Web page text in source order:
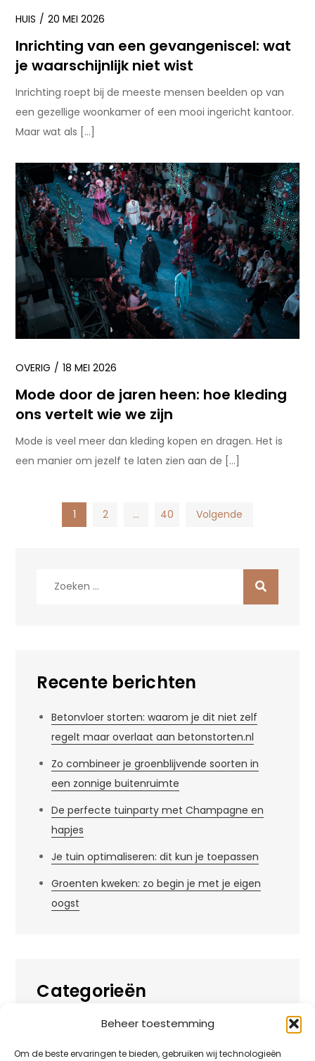
Beheer toestemming
Om de beste ervaringen te bieden, gebruiken wij technologieën
HUIS 20 MEI 2026
Inrichting van een gevangeniscel: wat
je waarschijnlijk niet wist
Inrichting roept bij de meeste mensen beelden op van
een gezellige woonkamer of een mooi ingericht kantoor.
Maar wat als […]
OVERIG 18 MEI 2026
Mode door de jaren heen: hoe kleding
ons vertelt wie we zijn
Mode is veel meer dan kleding kopen en dragen. Het is
een manier om jezelf te laten zien aan de […]
Berichten
1 2 … 40 Volgende
Recente berichten
Betonvloer storten: waarom je dit niet zelf
regelt maar overlaat aan betonstorten.nl
Zo combineer je groenblijvende soorten in
een zonnige buitenruimte
De perfecte tuinparty met Champagne en
hapjes
Je tuin optimaliseren: dit kun je toepassen
Groenten kweken: zo begin je met je eigen
oogst
Categorieën
Huis